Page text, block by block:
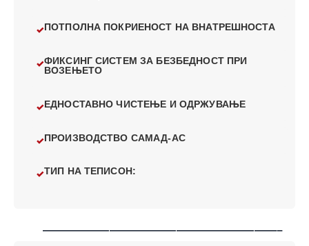
ПОТПОЛНА ПОКРИЕНОСТ НА ВНАТРЕШНОСТА
ФИКСИНГ СИСТЕМ ЗА БЕЗБЕДНОСТ ПРИ
ВОЗЕЊЕТО
ЕДНОСТАВНО ЧИСТЕЊЕ И ОДРЖУВАЊЕ
ПРОИЗВОДСТВО САМАД-АС
ТИП НА ТЕПИСОН:
—————————————————————–